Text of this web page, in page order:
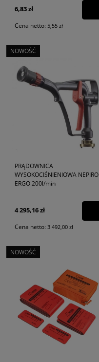
6,83 zł
Cena netto: 5,55 zł
PRĄDOWNICA
WYSOKOCIŚNIENIOWA NEPIRO
ERGO 200l/min
4 295,16 zł
Cena netto: 3 492,00 zł
NOWOŚĆ
NOWOŚĆ